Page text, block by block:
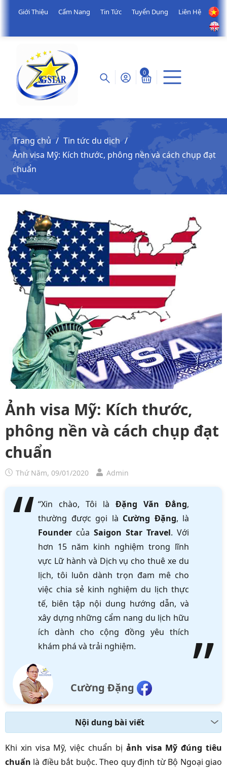
Giới Thiệu Cẩm Nang Tin Tức Tuyển Dụng Liên Hệ
0
Trang chủ
Tin tức du dịch
Ảnh visa Mỹ: Kích thước, phông nền và cách chụp đạt
chuẩn
Ảnh visa Mỹ: Kích thước,
phông nền và cách chụp đạt
chuẩn
Thứ Năm, 09/01/2020 Admin
“Xin chào, Tôi là Đặng Văn Đẳng,
thường được gọi là Cường Đặng, là
Founder của Saigon Star Travel. Với
hơn 15 năm kinh nghiệm trong lĩnh
vực Lữ hành và Dịch vụ cho thuê xe du
lịch, tôi luôn dành trọn đam mê cho
việc chia sẻ kinh nghiệm du lịch thực
tế, biên tập nội dung hướng dẫn, và
xây dựng những cẩm nang du lịch hữu
ích dành cho cộng đồng yêu thích
khám phá và trải nghiệm.
Cường Đặng
Nội dung bài viết
Khi xin visa Mỹ, việc chuẩn bị ảnh visa Mỹ đúng tiêu
chuẩn là điều bắt buộc. Theo quy định từ Bộ Ngoại giao